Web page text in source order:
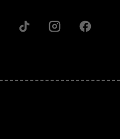
Facebook
Instagram
Tiktok